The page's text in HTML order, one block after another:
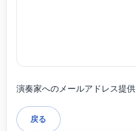
演奏家へのメールアドレス提供